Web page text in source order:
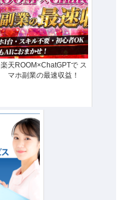
楽天ROOM×ChatGPTで ス
マホ副業の最速収益！